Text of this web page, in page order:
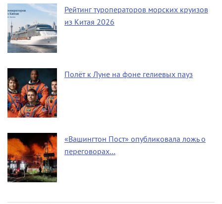
Рейтинг туроператоров морских круизов
из Китая 2026
Полёт к Луне на фоне гелиевых пауз
«Вашингтон Пост» опубликовала ложь о
переговорах…